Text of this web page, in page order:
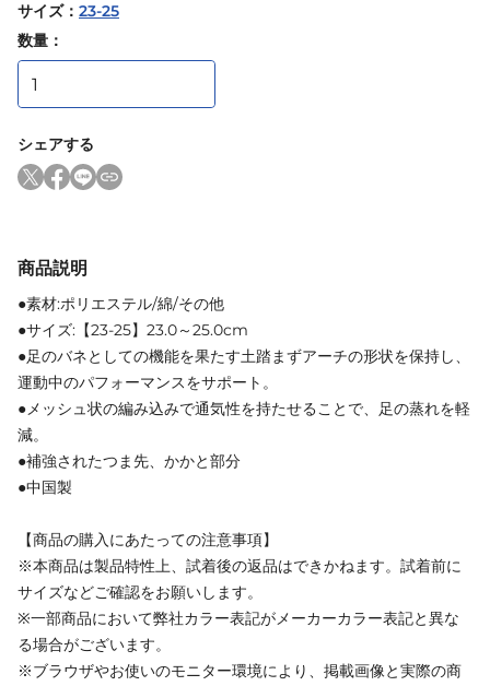
サイズ： 23-25
数量：
シェアする
商品説明
●素材:ポリエステル/綿/その他
●サイズ:【23-25】23.0～25.0cm
●足のバネとしての機能を果たす土踏まずアーチの形状を保持し、
運動中のパフォーマンスをサポート。
●メッシュ状の編み込みで通気性を持たせることで、足の蒸れを軽
減。
●補強されたつま先、かかと部分
●中国製
【商品の購入にあたっての注意事項】
※本商品は製品特性上、試着後の返品はできかねます。試着前に
サイズなどご確認をお願いします。
※一部商品において弊社カラー表記がメーカーカラー表記と異な
る場合がございます。
※ブラウザやお使いのモニター環境により、掲載画像と実際の商